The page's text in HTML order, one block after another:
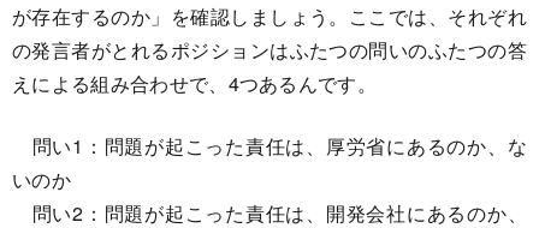
が存在するのか」を確認しましょう。ここでは、それぞれ
の発言者がとれるポジションはふたつの問いのふたつの答
えによる組み合わせで、4つあるんです。
問い1：問題が起こった責任は、厚労省にあるのか、な
いのか
問い2：問題が起こった責任は、開発会社にあるのか、